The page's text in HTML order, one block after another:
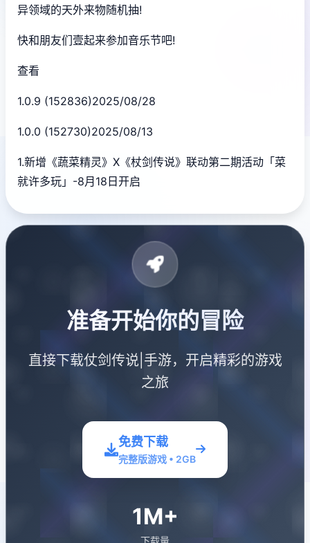
异领域的天外来物随机抽!
快和朋友们壹起来参加音乐节吧!
查看
1.0.9 (152836)2025/08/28
1.0.0 (152730)2025/08/13
1.新增《蔬菜精灵》X《杖剑传说》联动第二期活动「菜
就许多玩」-8月18日开启
准备开始你的冒险
直接下载仗剑传说|手游，开启精彩的游戏
之旅
免费下载
完整版游戏 • 2GB
1M+
下载量